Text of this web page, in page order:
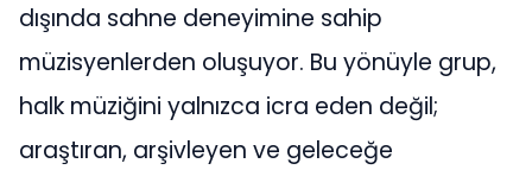
dışında sahne deneyimine sahip
müzisyenlerden oluşuyor. Bu yönüyle grup,
halk müziğini yalnızca icra eden değil;
araştıran, arşivleyen ve geleceğe